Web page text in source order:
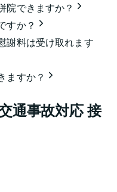
院できますか？
すか？
謝料は受け取れます
ますか？
通事故対応 接